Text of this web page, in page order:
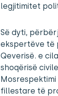
legjitimitet
Së dyti,
ekspertëve të
Qeverisë. e
shoqërisë
fillestare të